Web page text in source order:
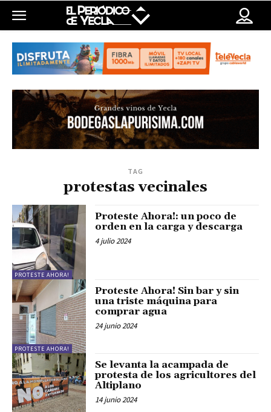
TAG
protestas vecinales
PROTESTE AHORA!
Proteste Ahora!: un poco de
orden en la carga y descarga
4 julio 2024
PROTESTE AHORA!
Proteste Ahora! Sin bar y sin
una triste máquina para
comprar agua
24 junio 2024
Se levanta la acampada de
protesta de los agricultores del
Altiplano
14 junio 2024